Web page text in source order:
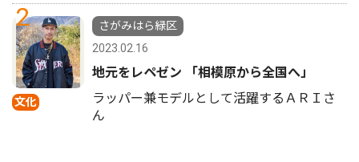
2
文化
さがみはら緑区
2023.02.16
地元をレペゼン 「相模原から全国へ」
ラッパー兼モデルとして活躍するＡＲＩさ
ん